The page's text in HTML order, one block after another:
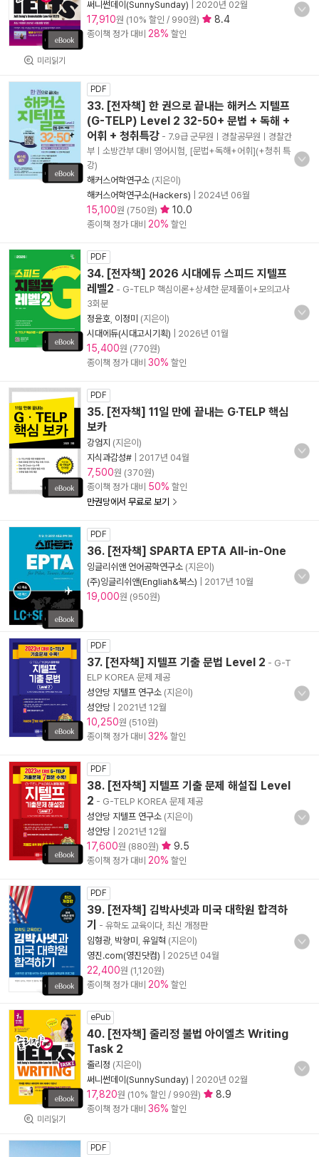
미리읽기
써니썬데이(SunnySunday) 2020년 02월
17,910원 (10% 할인 / 990원) 8.4
종이책 정가 대비 28% 할인
PDF
33. [전자책] 한 권으로 끝내는 해커스 지텔프
(G-TELP) Level 2 32-50+ 문법 + 독해 +
어휘 + 청취특강 - 7.9급 군무원ㅣ경찰공무원ㅣ경찰간
부ㅣ소방간부 대비 영어시험, [문법+독해+어휘](+청취 특
강)
해커스어학연구소 (지은이)
해커스어학연구소(Hackers)
2024년 06월
15,100원 (750원) 10.0
종이책 정가 대비 20% 할인
PDF
34. [전자책] 2026 시대에듀 스피드 지텔프
레벨2 - G-TELP 핵심이론+상세한 문제풀이+모의고사
3회분
정윤호 이정미 (지은이)
시대에듀(시대고시기획)
2026년 01월
15,400원 (770원)
종이책 정가 대비 30% 할인
PDF
35. [전자책] 11일 만에 끝내는 G·TELP 핵심
보카
강엄지 (지은이)
지식과감성#
2017년 04월
7,500원 (370원)
종이책 정가 대비 50% 할인
만권당에서 무료로 보기
PDF
36. [전자책] SPARTA EPTA All-in-One
잉글리쉬앤 언어공학연구소 (지은이)
(주)잉글리쉬앤(Engliah&북스)
2017년 10월
19,000원 (950원)
PDF
37. [전자책] 지텔프 기출 문법 Level 2 - G-T
ELP KOREA 문제 제공
성안당 지텔프 연구소 (지은이)
성안당
2021년 12월
10,250원 (510원)
종이책 정가 대비 32% 할인
PDF
38. [전자책] 지텔프 기출 문제 해설집 Level
2 - G-TELP KOREA 문제 제공
성안당 지텔프 연구소 (지은이)
성안당
2021년 12월
17,600원 (880원) 9.5
종이책 정가 대비 20% 할인
PDF
39. [전자책] 김박사넷과 미국 대학원 합격하
기
- 유학도 교육이다, 최신 개정판
임형광, 박향미 유일혁 (지은이)
영진.com(영진닷컴)
2025년 04월
22,400원 (1,120원)
종이책 정가 대비 20% 할인
미리읽기
ePub
40. [전자책] 줄리정 불법 아이엘츠 Writing
Task 2
줄리정 (지은이)
써니썬데이(SunnySunday)
2020년 02월
17,820원 (10% 할인 / 990원) 8.9
종이책 정가 대비 36% 할인
PDF